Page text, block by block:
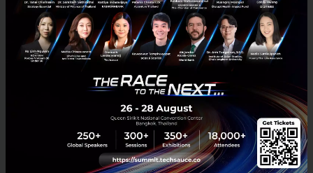
Mobile : 06-4658-9500
Techsauce Media
About Techsauce
Techsauce Services
Privacy Policy
ส่งบทความ